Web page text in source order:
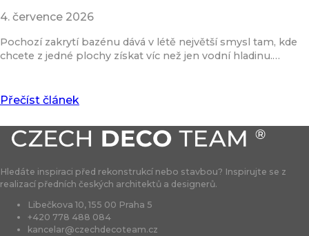
4. července 2026
Pochozí zakrytí bazénu dává v létě největší smysl tam, kde
chcete z jedné plochy získat víc než jen vodní hladinu.…
Přečíst článek
Hledáte inspiraci před rekonstrukcí nebo stavbou? Inspirujte se z
realizací předních českých architektů a designerů.
Libečkova 10, 155 00 Praha 5
+420 778 488 084
kancelar@czechdecoteam.cz